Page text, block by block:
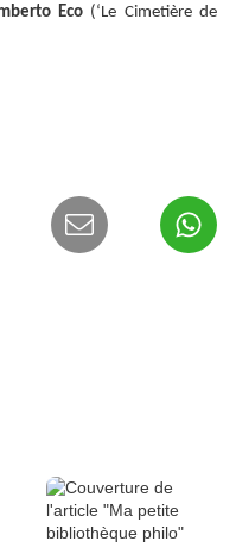
Eco (‘Le Cimetière de